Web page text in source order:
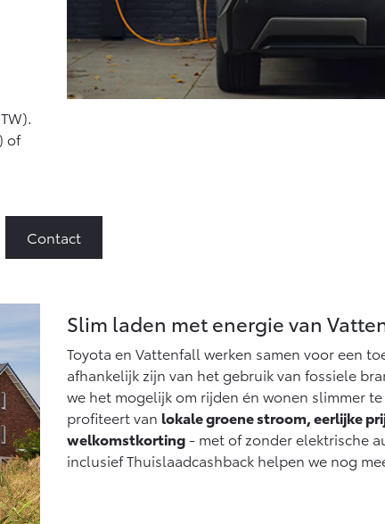
of
Contact
Slim laden met energie van
Toyota en Vattenfall werken samen voor een
afhankelijk zijn van het gebruik van fossiele
we het mogelijk om rijden én wonen slimmer
profiteert van lokale groene stroom, eerlijke
welkomstkorting- met of zonder elektrische
inclusief Thuislaadcashback helpen we nog